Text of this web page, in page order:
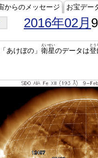
からのメッセージ お宝デー
2016年02月
あけぼの」 衛星
えいせい
のデータは登
とう